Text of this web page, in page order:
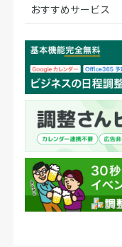
おすすめサービス